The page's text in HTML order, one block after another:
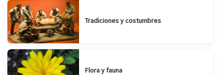
Tradiciones y costumbres
Flora y fauna